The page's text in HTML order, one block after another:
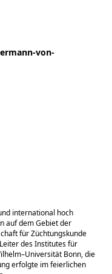
von-
international hoch
auf dem Gebiet der
für Züchtungskunde
des Institutes für
Bonn, die
erfolgte im feierlichen